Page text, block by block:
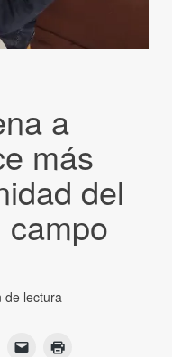
a
más
del
campo
de lectura